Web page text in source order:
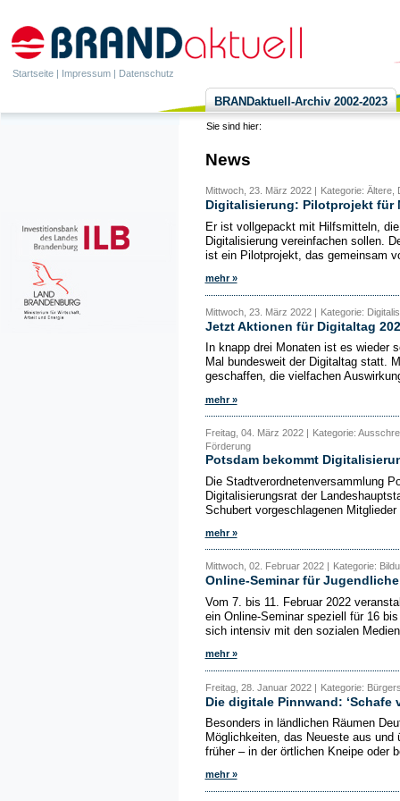
Startseite | Impressum | Datenschutz
BRANDaktuell-Archiv 2002-2023
Sie sind hier:
News
Mittwoch, 23. März 2022 | Kategorie: Ältere,
Digitalisierung: Pilotprojekt für
Er ist vollgepackt mit Hilfsmitteln,
Digitalisierung vereinfachen sollen.
ist ein Pilotprojekt, das gemeinsam
mehr »
Mittwoch, 23. März 2022 | Kategorie:
Jetzt Aktionen für Digitaltag
In knapp drei Monaten ist es wieder
Mal bundesweit der Digitaltag statt.
geschaffen, die vielfachen
mehr »
Freitag, 04. März 2022 | Kategorie:
Förderung
Potsdam bekommt
Die Stadtverordnetenversammlung
Digitalisierungsrat der
Schubert vorgeschlagenen
mehr »
Mittwoch, 02. Februar 2022 | Kategorie:
Online-Seminar für
Vom 7. bis 11. Februar 2022
ein Online-Seminar speziell für 16
sich intensiv mit den sozialen
mehr »
Freitag, 28. Januar 2022 | Kategorie:
Die digitale Pinnwand: ‘Schafe
Besonders in ländlichen Räumen
Möglichkeiten, das Neueste aus
früher – in der örtlichen Kneipe oder
mehr »